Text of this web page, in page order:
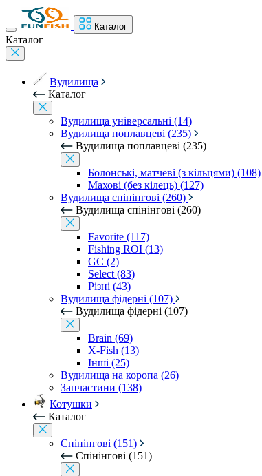
Каталог
Каталог
Вудилища
Каталог
Вудилища універсальні (14)
Вудилища поплавцеві (235)
Вудилища поплавцеві (235)
Болонські, матчеві (з кільцями) (108)
Махові (без кілець) (127)
Вудилища спінінгові (260)
Вудилища спінінгові (260)
Favorite (117)
Fishing ROI (13)
GC (2)
Select (83)
Різні (43)
Вудилища фідерні (107)
Вудилища фідерні (107)
Brain (69)
X-Fish (13)
Інші (25)
Вудилища на коропа (26)
Запчастини (138)
Котушки
Каталог
Спінінгові (151)
Спінінгові (151)